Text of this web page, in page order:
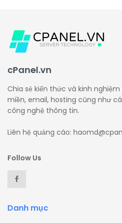
cPanel.vn
Chia sẻ kiến thức và kinh
miền, email, hosting cũng như
công nghệ thông tin.
Liên hệ quảng cáo:
Follow Us
Danh mục